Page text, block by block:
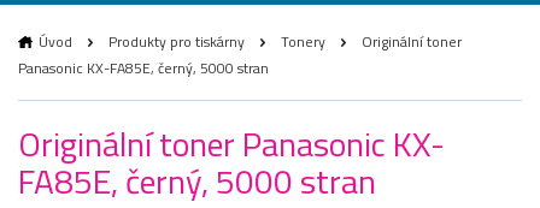
Úvod Produkty pro tiskárny Tonery
Originální toner
Panasonic KX-FA85E, černý, 5000 stran
Originální toner Panasonic KX-
FA85E, černý, 5000 stran